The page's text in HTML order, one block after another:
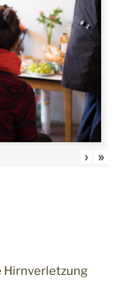
› »
Hirnverletzung